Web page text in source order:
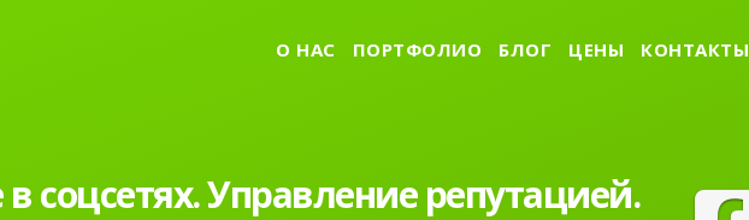
О НАС ПОРТФОЛИО БЛОГ ЦЕНЫ КОНТАКТЫ
соцсетях. Управление репутацией.